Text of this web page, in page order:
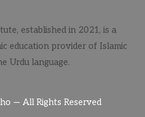
established in 2021, is a
education provider of Islamic
Urdu language.
— All Rights Reserved